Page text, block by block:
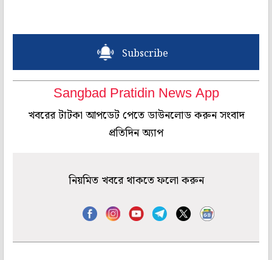
Subscribe
Sangbad Pratidin News App
খবরের টাটকা আপডেট পেতে ডাউনলোড করুন সংবাদ
প্রতিদিন অ্যাপ
নিয়মিত খবরে থাকতে ফলো করুন